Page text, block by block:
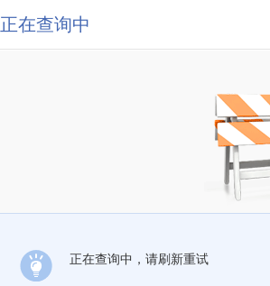
正在查询中
正在查询中，请刷新重试